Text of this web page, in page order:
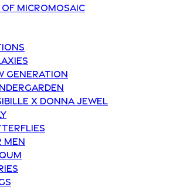
Micromosaic
Generation
x Donna Jewel
Men